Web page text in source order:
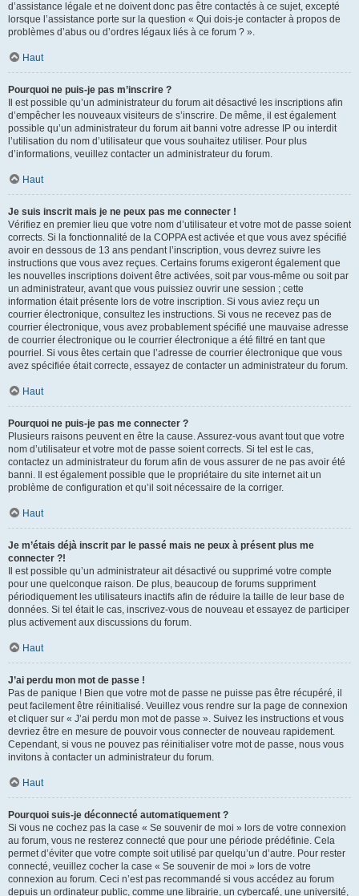
d’assistance légale et ne doivent donc pas être contactés à ce sujet, excepté
lorsque l’assistance porte sur la question « Qui dois-je contacter à propos de
problèmes d’abus ou d’ordres légaux liés à ce forum ? ».
Haut
Pourquoi ne puis-je pas m’inscrire ?
Il est possible qu’un administrateur du forum ait désactivé les inscriptions afin
d’empêcher les nouveaux visiteurs de s’inscrire. De même, il est également
possible qu’un administrateur du forum ait banni votre adresse IP ou interdit
l’utilisation du nom d’utilisateur que vous souhaitez utiliser. Pour plus
d’informations, veuillez contacter un administrateur du forum.
Haut
Je suis inscrit mais je ne peux pas me connecter !
Vérifiez en premier lieu que votre nom d’utilisateur et votre mot de passe soient
corrects. Si la fonctionnalité de la COPPA est activée et que vous avez spécifié
avoir en dessous de 13 ans pendant l’inscription, vous devrez suivre les
instructions que vous avez reçues. Certains forums exigeront également que
les nouvelles inscriptions doivent être activées, soit par vous-même ou soit par
un administrateur, avant que vous puissiez ouvrir une session ; cette
information était présente lors de votre inscription. Si vous aviez reçu un
courrier électronique, consultez les instructions. Si vous ne recevez pas de
courrier électronique, vous avez probablement spécifié une mauvaise adresse
de courrier électronique ou le courrier électronique a été filtré en tant que
pourriel. Si vous êtes certain que l’adresse de courrier électronique que vous
avez spécifiée était correcte, essayez de contacter un administrateur du forum.
Haut
Pourquoi ne puis-je pas me connecter ?
Plusieurs raisons peuvent en être la cause. Assurez-vous avant tout que votre
nom d’utilisateur et votre mot de passe soient corrects. Si tel est le cas,
contactez un administrateur du forum afin de vous assurer de ne pas avoir été
banni. Il est également possible que le propriétaire du site internet ait un
problème de configuration et qu’il soit nécessaire de la corriger.
Haut
Je m’étais déjà inscrit par le passé mais ne peux à présent plus me
connecter ?!
Il est possible qu’un administrateur ait désactivé ou supprimé votre compte
pour une quelconque raison. De plus, beaucoup de forums suppriment
périodiquement les utilisateurs inactifs afin de réduire la taille de leur base de
données. Si tel était le cas, inscrivez-vous de nouveau et essayez de participer
plus activement aux discussions du forum.
Haut
J’ai perdu mon mot de passe !
Pas de panique ! Bien que votre mot de passe ne puisse pas être récupéré, il
peut facilement être réinitialisé. Veuillez vous rendre sur la page de connexion
et cliquer sur « J’ai perdu mon mot de passe ». Suivez les instructions et vous
devriez être en mesure de pouvoir vous connecter de nouveau rapidement.
Cependant, si vous ne pouvez pas réinitialiser votre mot de passe, nous vous
invitons à contacter un administrateur du forum.
Haut
Pourquoi suis-je déconnecté automatiquement ?
Si vous ne cochez pas la case « Se souvenir de moi » lors de votre connexion
au forum, vous ne resterez connecté que pour une période prédéfinie. Cela
permet d’éviter que votre compte soit utilisé par quelqu’un d’autre. Pour rester
connecté, veuillez cocher la case « Se souvenir de moi » lors de votre
connexion au forum. Ceci n’est pas recommandé si vous accédez au forum
depuis un ordinateur public, comme une librairie, un cybercafé, une université,